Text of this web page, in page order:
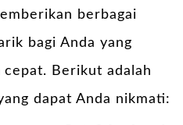
berbagai
bagi Anda yang
cepat. Berikut adalah
dapat Anda nikmati: